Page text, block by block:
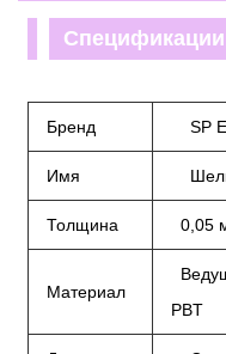
Спецификации
Бренд SP
Имя
Толщина 0,05
Материал
PBT